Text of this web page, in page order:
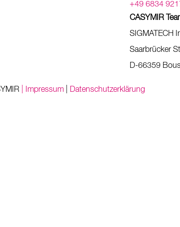
+49 6834
CASYMIR
SIGMATECH
Saarbrücker
D-66359
| Impressum| Datenschutzerklärung